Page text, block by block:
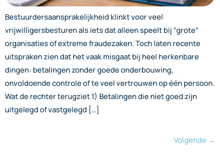
Bestuurdersaansprakelijkheid klinkt voor veel
vrijwilligersbesturen als iets dat alleen speelt bij “grote”
organisaties of extreme fraudezaken. Toch laten recente
uitspraken zien dat het vaak misgaat bij heel herkenbare
dingen: betalingen zonder goede onderbouwing,
onvoldoende controle of te veel vertrouwen op één persoon.
Wat de rechter terugziet 1) Betalingen die niet goed zijn
uitgelegd of vastgelegd […]
Volgende →